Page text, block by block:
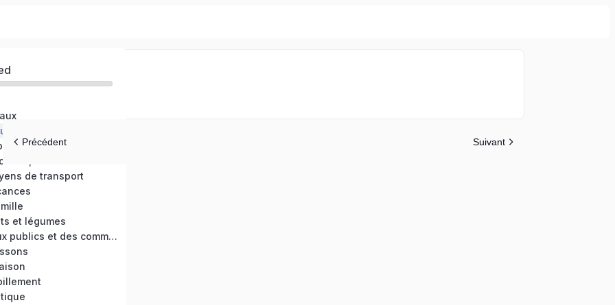
de transport
et légumes
Lexique des lieux publics et des commerces
Précédent Suivant